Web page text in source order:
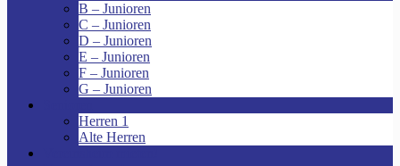
B – Junioren
C – Junioren
D – Junioren
E – Junioren
F – Junioren
G – Junioren
Herren 1
Alte Herren